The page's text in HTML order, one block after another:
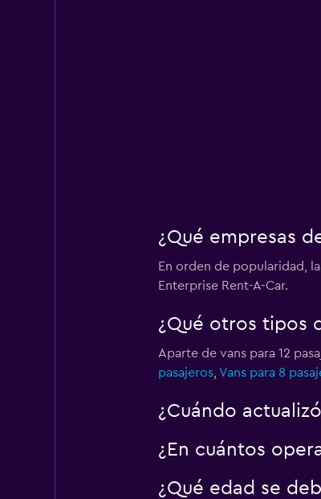
¿Qué empresas
En orden de popularidad,
Enterprise Rent-A-Car.
¿Qué otros tipos
Aparte de vans para 12
pasajeros, Vans para 8
¿Cuándo
¿En cuántos
¿Qué edad se